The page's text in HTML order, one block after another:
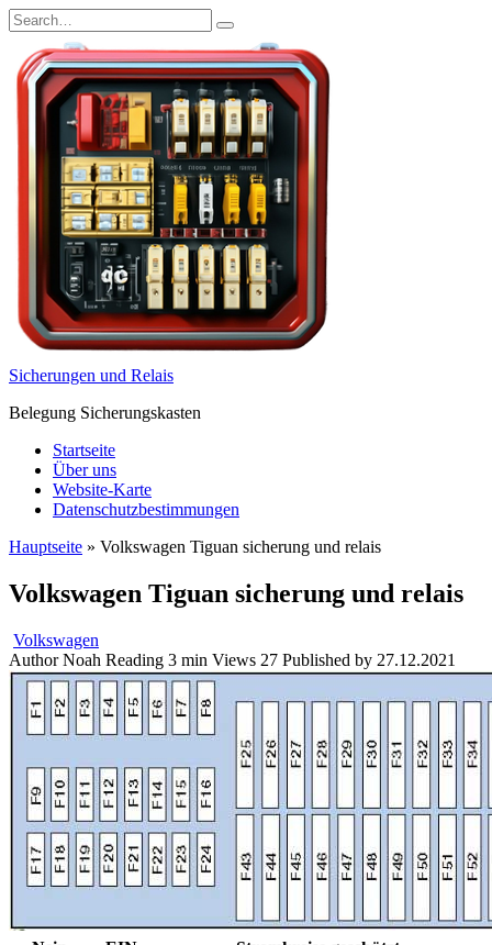
Skip
to
content
Search
for:
Sicherungen und Relais
Belegung Sicherungskasten
Startseite
Über uns
Website-Karte
Datenschutzbestimmungen
Hauptseite » Volkswagen Tiguan sicherung und relais
Volkswagen Tiguan sicherung und relais
Volkswagen
Author Noah Reading 3 min Views 27 Published by 27.12.2021